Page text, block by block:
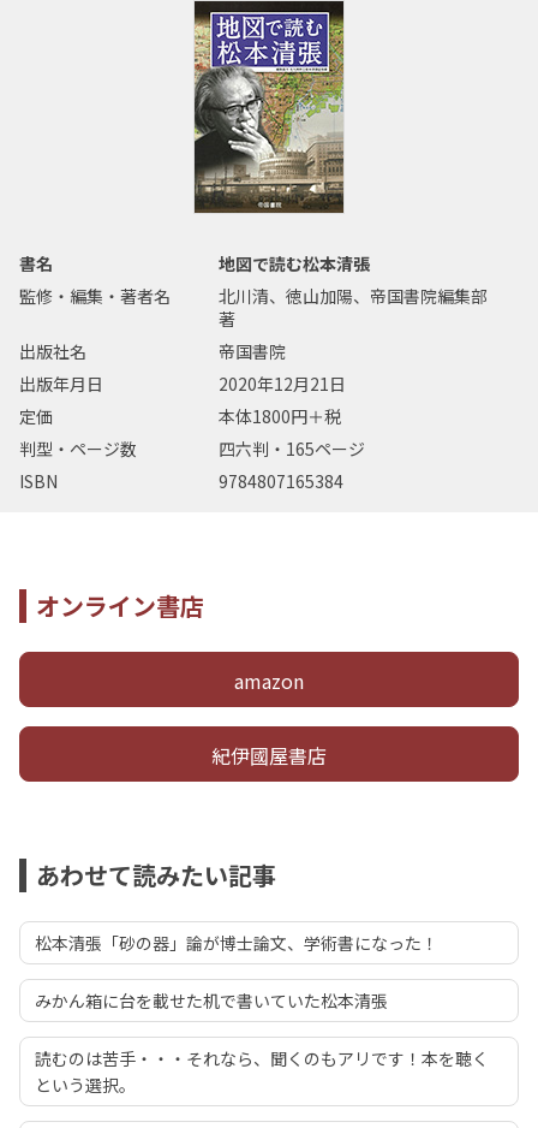
書名
地図で読む松本清張
監修・編集・著者名
北川清、徳山加陽、帝国書院編集部
著
出版社名
帝国書院
出版年月日
2020年12月21日
定価
本体1800円＋税
判型・ページ数
四六判・165ページ
ISBN
9784807165384
オンライン書店
amazon
紀伊國屋書店
あわせて読みたい記事
松本清張「砂の器」論が博士論文、学術書になった！
みかん箱に台を載せた机で書いていた松本清張
読むのは苦手・・・それなら、聞くのもアリです！本を聴く
という選択。